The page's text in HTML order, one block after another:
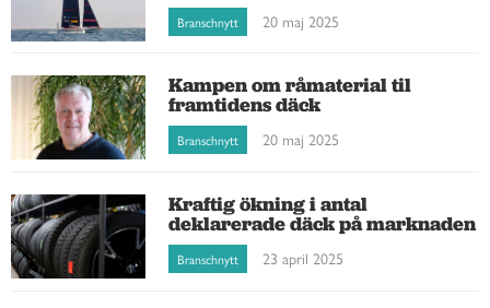
Branschnytt 20 maj 2025
Kampen om råmaterial til
framtidens däck
Branschnytt 20 maj 2025
Kraftig ökning i antal
deklarerade däck på marknaden
Branschnytt 23 april 2025